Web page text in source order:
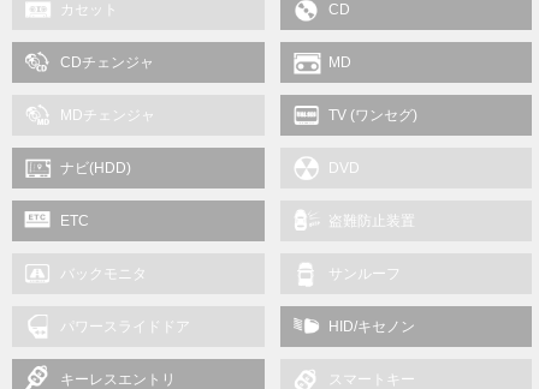
カセット CD
CDチェンジャ MD
MDチェンジャ TV (ワンセグ)
ナビ(HDD) DVD
ETC 盗難防止装置
バックモニタ サンルーフ
パワースライドドア HID/キセノン
キーレスエントリ スマートキー